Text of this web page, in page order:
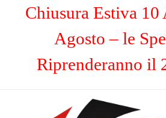
Chiusura Estiva 10
Agosto – le
Riprenderanno il